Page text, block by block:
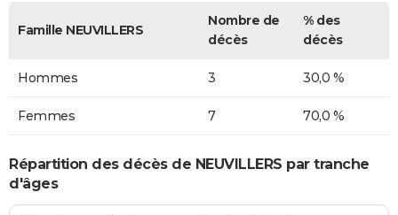
Famille NEUVILLERS
Nombre de
décès
% des
décès
Hommes 3 30,0 %
Femmes 7 70,0 %
Répartition des décès de NEUVILLERS par tranche
d'âges